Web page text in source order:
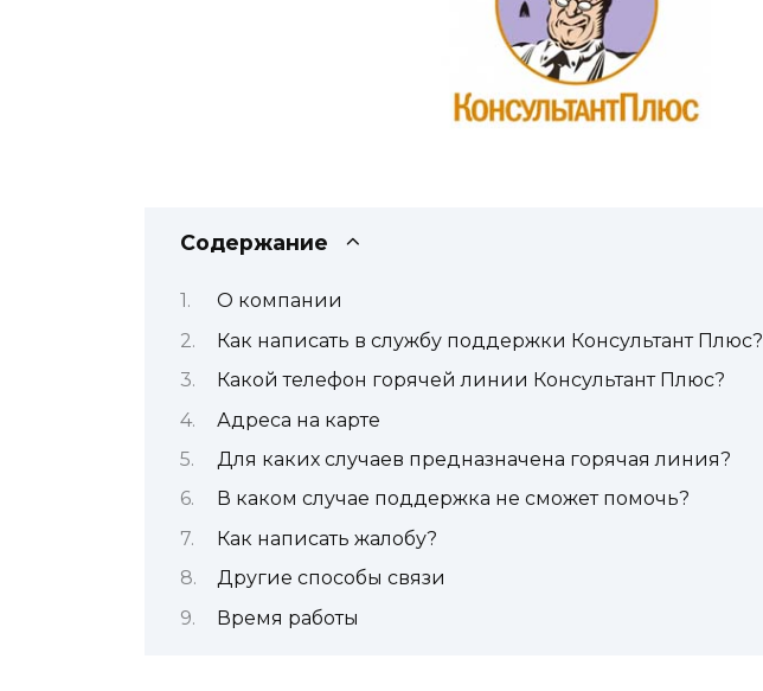
Содержание
О компании
Как написать в службу поддержки Консультант Плюс?
Какой телефон горячей линии Консультант Плюс?
Адреса на карте
Для каких случаев предназначена горячая линия?
В каком случае поддержка не сможет помочь?
Как написать жалобу?
Другие способы связи
Время работы